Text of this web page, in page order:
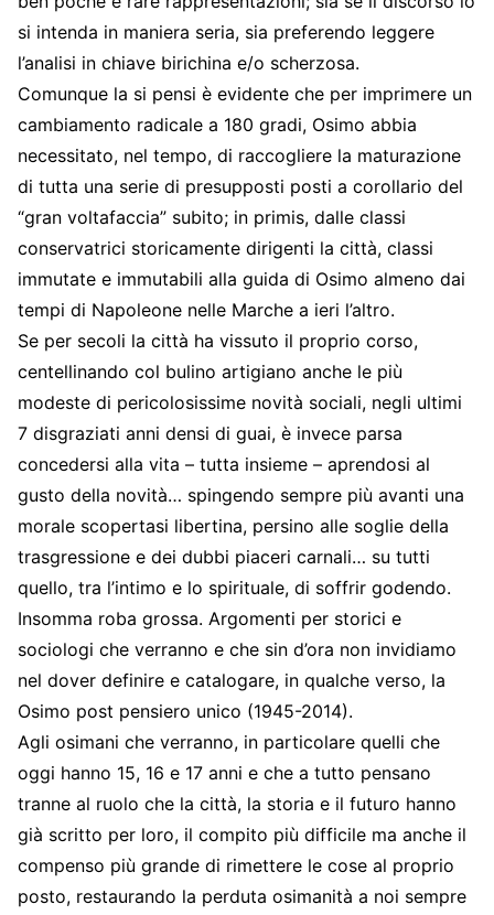
si intenda in maniera seria, sia preferendo leggere
l’analisi in chiave birichina e/o scherzosa.
Comunque la si pensi è evidente che per imprimere un
cambiamento radicale a 180 gradi, Osimo abbia
necessitato, nel tempo, di raccogliere la maturazione
di tutta una serie di presupposti posti a corollario del
“gran voltafaccia” subito; in primis, dalle classi
conservatrici storicamente dirigenti la città, classi
immutate e immutabili alla guida di Osimo almeno dai
tempi di Napoleone nelle Marche a ieri l’altro.
Se per secoli la città ha vissuto il proprio corso,
centellinando col bulino artigiano anche le più
modeste di pericolosissime novità sociali, negli ultimi
7 disgraziati anni densi di guai, è invece parsa
concedersi alla vita – tutta insieme – aprendosi al
gusto della novità… spingendo sempre più avanti una
morale scopertasi libertina, persino alle soglie della
trasgressione e dei dubbi piaceri carnali… su tutti
quello, tra l’intimo e lo spirituale, di soffrir godendo.
Insomma roba grossa. Argomenti per storici e
sociologi che verranno e che sin d’ora non invidiamo
nel dover definire e catalogare, in qualche verso, la
Osimo post pensiero unico (1945-2014).
Agli osimani che verranno, in particolare quelli che
oggi hanno 15, 16 e 17 anni e che a tutto pensano
tranne al ruolo che la città, la storia e il futuro hanno
già scritto per loro, il compito più difficile ma anche il
compenso più grande di rimettere le cose al proprio
posto, restaurando la perduta osimanità a noi sempre